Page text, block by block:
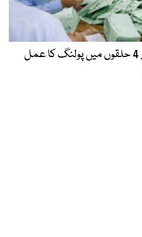
آزاد کشمیر: پونچھ ڈویژن کے 4 حلقوں میں پولنگ کا عمل